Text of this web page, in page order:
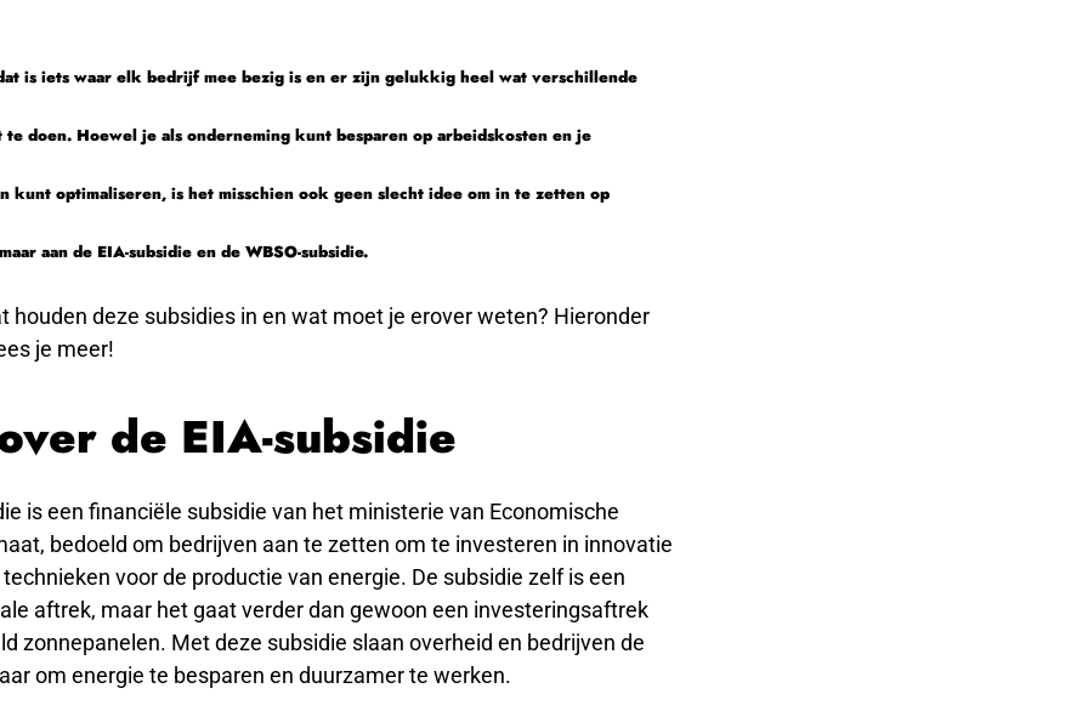
is iets waar elk bedrijf mee bezig is en er zijn gelukkig heel wat verschillende
te doen. Hoewel je als onderneming kunt besparen op arbeidskosten en je
kunt optimaliseren, is het misschien ook geen slecht idee om in te zetten op
aan de EIA-subsidie en de WBSO-subsidie.
houden deze subsidies in en wat moet je erover weten? Hieronder
je meer!
de EIA-subsidie
is een financiële subsidie van het ministerie van Economische
bedoeld om bedrijven aan te zetten om te investeren in innovatie
voor de productie van energie. De subsidie zelf is een
aftrek, maar het gaat verder dan gewoon een investeringsaftrek
zonnepanelen. Met deze subsidie slaan overheid en bedrijven de
om energie te besparen en duurzamer te werken.